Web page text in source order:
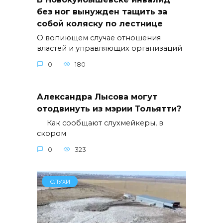
без ног вынужден тащить за
собой коляску по лестнице
О вопиющем случае отношения
властей и управляющих организаций
0 180
Александра Лысова могут
отодвинуть из мэрии Тольятти?
Как сообщают слухмейкеры, в
скором
0 323
СЛУХИ